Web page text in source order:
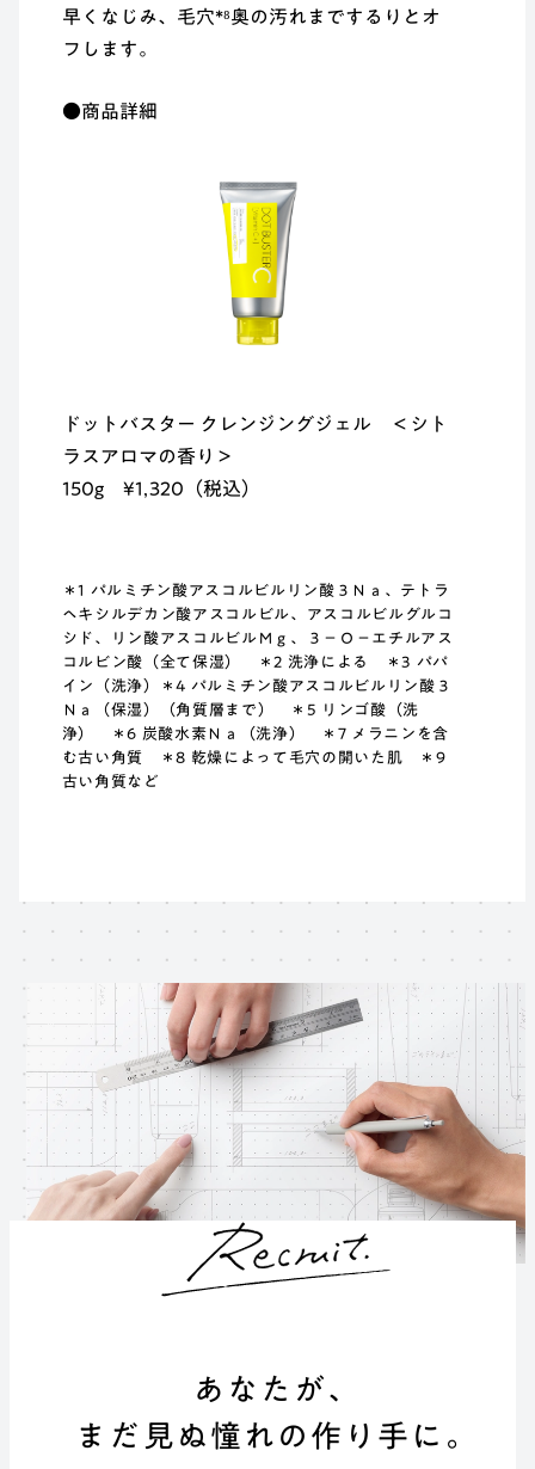
早くなじみ、毛穴*⁸奥の汚れまでするりとオ
フします。
●商品詳細
ドットバスター クレンジングジェル ＜シト
ラスアロマの香り＞
150g ¥1,320（税込）
＊1 パルミチン酸アスコルビルリン酸３Ｎａ、テトラ
ヘキシルデカン酸アスコルビル、アスコルビルグルコ
シド、リン酸アスコルビルＭｇ、３－Ｏ－エチルアス
コルビン酸（全て保湿） ＊2 洗浄による ＊3 パパ
イン（洗浄）＊4 パルミチン酸アスコルビルリン酸３
Ｎａ（保湿）（角質層まで） ＊5 リンゴ酸（洗
浄） ＊6 炭酸水素Ｎａ（洗浄） ＊7 メラニンを含
む古い角質 ＊8 乾燥によって毛穴の開いた肌 ＊9
古い角質など
あなたが、
まだ見ぬ憧れの作り手に。